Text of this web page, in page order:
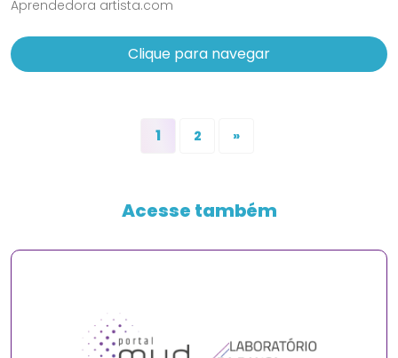
Aprendedora artista.com
Clique para navegar
1 2 »
Acesse também